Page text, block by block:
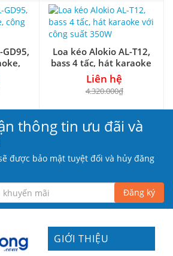
Loa kéo Alokio AL-T12,
bass 4 tấc, hát karaoke
với công suất 350W
Liên hệ
4.320.000₫
thông tin ưu đãi và
được bảo mật tuyệt đối và hủy đăng
Đăng ký
GIỚI THIỆU